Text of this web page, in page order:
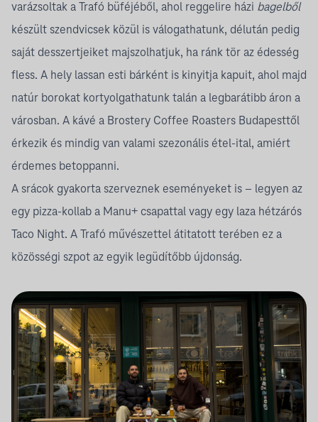
varázsoltak a Trafó büféjéből, ahol reggelire házi bagelből
készült szendvicsek közül is válogathatunk, délután pedig
saját desszertjeiket majszolhatjuk, ha ránk tör az édesség
fless. A hely lassan esti bárként is kinyitja kapuit, ahol majd
natúr borokat kortyolgathatunk talán a legbarátibb áron a
városban. A kávé a Brostery Coffee Roasters Budapesttől
érkezik és mindig van valami szezonális étel-ital, amiért
érdemes betoppanni.
A srácok gyakorta szerveznek eseményeket is – legyen az
egy pizza-kollab a Manu+ csapattal vagy egy laza hétzárós
Taco Night. A Trafó művészettel átitatott terében ez a
közösségi szpot az egyik legüdítőbb újdonság.